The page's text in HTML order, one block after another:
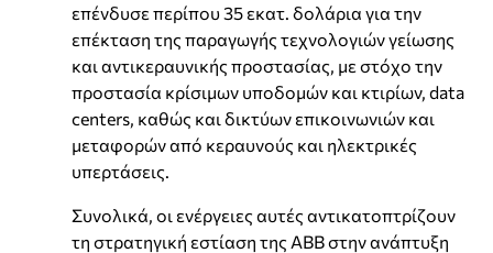
επένδυσε περίπου 35 εκατ. δολάρια για την
επέκταση της παραγωγής τεχνολογιών γείωσης
και αντικεραυνικής προστασίας, με στόχο την
προστασία κρίσιμων υποδομών και κτιρίων, data
centers, καθώς και δικτύων επικοινωνιών και
μεταφορών από κεραυνούς και ηλεκτρικές
υπερτάσεις.
Συνολικά, οι ενέργειες αυτές αντικατοπτρίζουν
τη στρατηγική εστίαση της ABB στην ανάπτυξη